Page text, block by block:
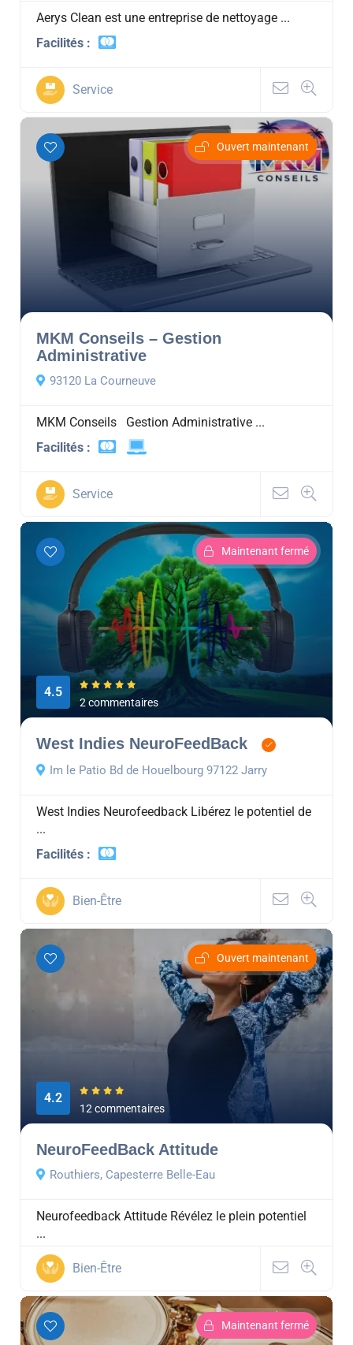
Aerys Clean est une entreprise de nettoyage ...
Facilités :
Service
Ouvert maintenant
MKM Conseils – Gestion
Administrative
93120 La Courneuve
MKM Conseils Gestion Administrative ...
Facilités :
Service
Maintenant fermé
4.5
2 commentaires
West Indies NeuroFeedBack
Im le Patio Bd de Houelbourg 97122 Jarry
West Indies Neurofeedback Libérez le potentiel de
...
Facilités :
Bien-Être
Ouvert maintenant
4.2
12 commentaires
NeuroFeedBack Attitude
Routhiers, Capesterre Belle-Eau
Neurofeedback Attitude Révélez le plein potentiel
...
Bien-Être
Maintenant fermé